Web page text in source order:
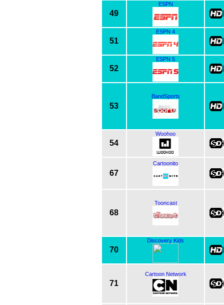
49
ESPN
51
ESPN 4
52
ESPN 5
53
BandSports
54
Woohoo
67
Cartoonito
68
Tooncast
70
Discovery Kids
71
Cartoon Network